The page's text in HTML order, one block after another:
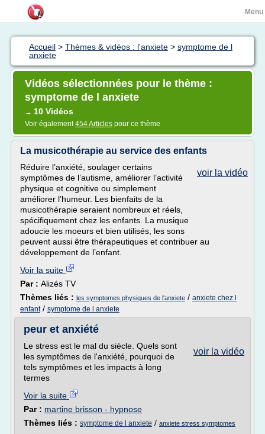
Menu
Accueil > Thèmes & vidéos : l'anxiete > symptome de l
anxiete
Vidéos sélectionnées pour le thème :
symptome de l anxiete
→ 10 Vidéos
Voir également454 Articles pour ce thème
La musicothérapie au service des enfants
voir la vidéo
Réduire l’anxiété, soulager certains
symptômes de l’autisme, améliorer l’activité
physique et cognitive ou simplement
améliorer l’humeur. Les bienfaits de la
musicothérapie seraient nombreux et réels,
spécifiquement chez les enfants. La musique
adoucie les moeurs et bien utilisés, les sons
peuvent aussi être thérapeutiques et contribuer au
développement de l’enfant.
Voir la suite
Par : Alizés TV
Thèmes liés : les symptomes physiques de l'anxiete / anxiete chez l
enfant/ symptome de l anxiete
peur et anxiété
voir la vidéo
Le stress est le mal du siècle. Quels sont
les symptômes de l'anxiété, pourquoi de
tels symptômes et les impacts à long
termes
Voir la suite
Par : martine brisson - hypnose
Thèmes liés : symptome de l anxiete / anxiete stress symptomes